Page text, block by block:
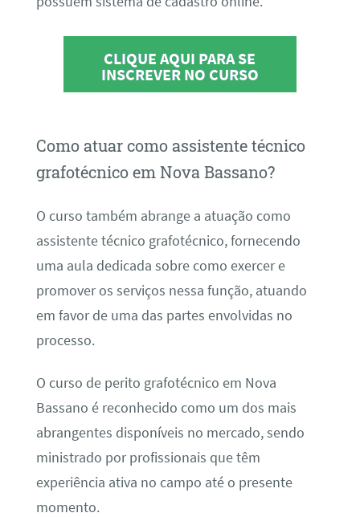
CLIQUE AQUI PARA SE
INSCREVER NO CURSO
Como atuar como assistente técnico
grafotécnico em Nova Bassano?
O curso também abrange a atuação como
assistente técnico grafotécnico, fornecendo
uma aula dedicada sobre como exercer e
promover os serviços nessa função, atuando
em favor de uma das partes envolvidas no
processo.
O curso de perito grafotécnico em Nova
Bassano é reconhecido como um dos mais
abrangentes disponíveis no mercado, sendo
ministrado por profissionais que têm
experiência ativa no campo até o presente
momento.